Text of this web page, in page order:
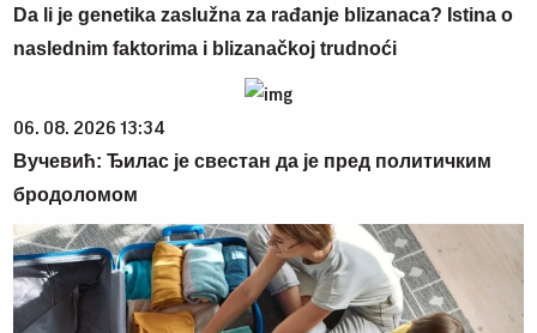
Da li je genetika zaslužna za rađanje blizanaca? Istina o
naslednim faktorima i blizanačkoj trudnoći
06. 08. 2026 13:34
Вучевић: Ђилас је свестан да је пред политичким
бродоломом